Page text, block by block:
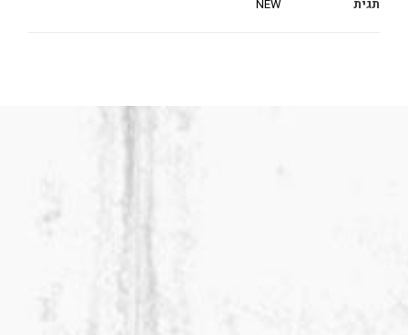
תגית
NEW